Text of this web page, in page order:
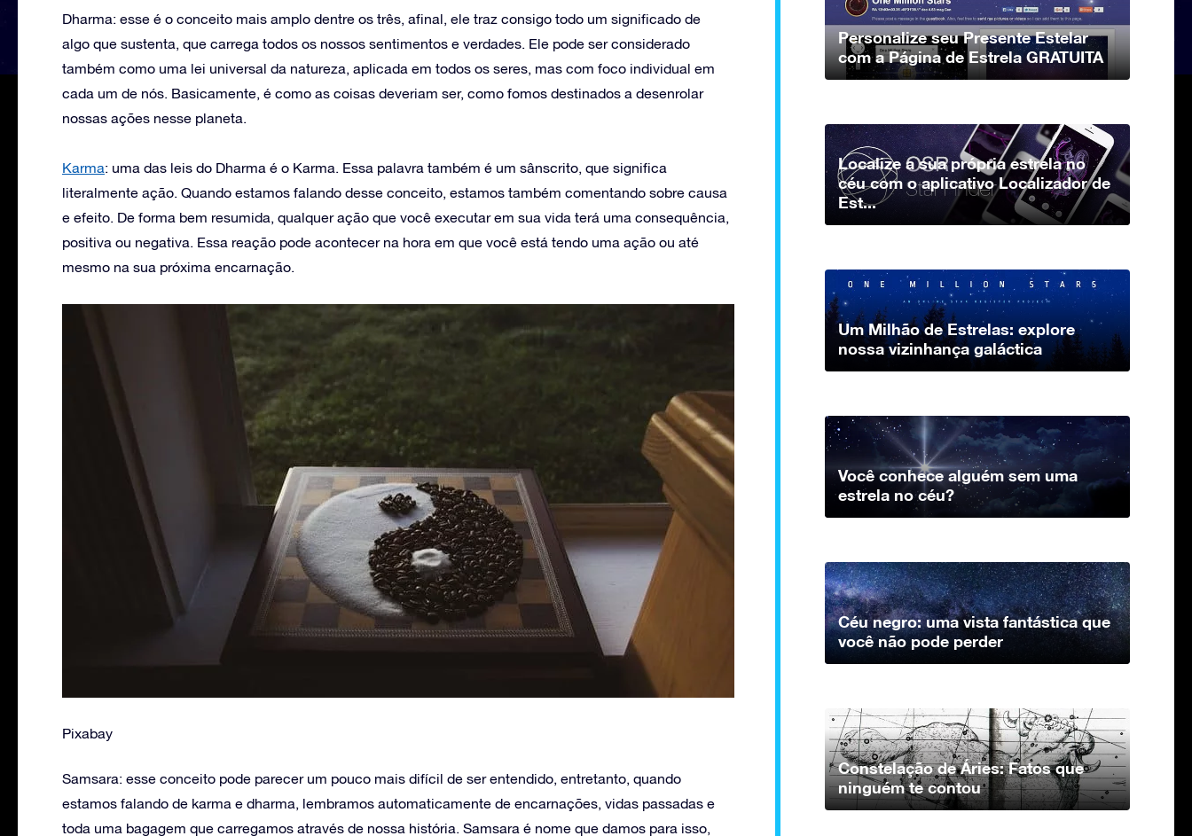
Dharma: esse é o conceito mais amplo dentre os três, afinal, ele traz consigo todo um significado de
algo que sustenta, que carrega todos os nossos sentimentos e verdades. Ele pode ser considerado
também como uma lei universal da natureza, aplicada em todos os seres, mas com foco individual em
cada um de nós. Basicamente, é como as coisas deveriam ser, como fomos destinados a desenrolar
nossas ações nesse planeta.
Karma: uma das leis do Dharma é o Karma. Essa palavra também é um sânscrito, que significa
literalmente ação. Quando estamos falando desse conceito, estamos também comentando sobre causa
e efeito. De forma bem resumida, qualquer ação que você executar em sua vida terá uma consequência,
positiva ou negativa. Essa reação pode acontecer na hora em que você está tendo uma ação ou até
mesmo na sua próxima encarnação.
Pixabay
Samsara: esse conceito pode parecer um pouco mais difícil de ser entendido, entretanto, quando
estamos falando de karma e dharma, lembramos automaticamente de encarnações, vidas passadas e
toda uma bagagem que carregamos através de nossa história. Samsara é nome que damos para isso,
Personalize seu Presente Estelar
com a Página de Estrela GRATUITA
Localize a sua própria estrela no
céu com o aplicativo Localizador de
Est...
Um Milhão de Estrelas: explore
nossa vizinhança galáctica
Você conhece alguém sem uma
estrela no céu?
Céu negro: uma vista fantástica que
você não pode perder
Constelação de Áries: Fatos que
ninguém te contou